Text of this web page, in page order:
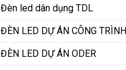
Đèn led dân dụng TDL
ĐÈN LED DỰ ÁN CÔNG TRÌNH
ĐÈN LED DỰ ÁN ODER